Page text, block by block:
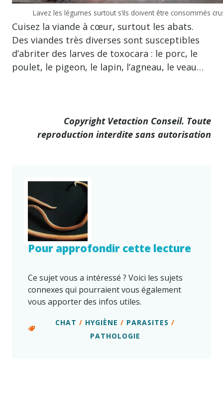
Lavez les légumes surtout s’ils doivent être consommés
Cuisez la viande à cœur, surtout les abats.
Des viandes très diverses sont susceptibles
d’abriter des larves de toxocara : le porc, le
poulet, le pigeon, le lapin, l’agneau, le veau…
Copyright Vetaction Conseil. Toute
reproduction interdite sans autorisation
Pour approfondir cette lecture
Ce sujet vous a intéressé ? Voici les sujets
connexes qui pourraient vous également
vous apporter des infos utiles.
CHAT / HYGIÈNE / PARASITES /
PATHOLOGIE